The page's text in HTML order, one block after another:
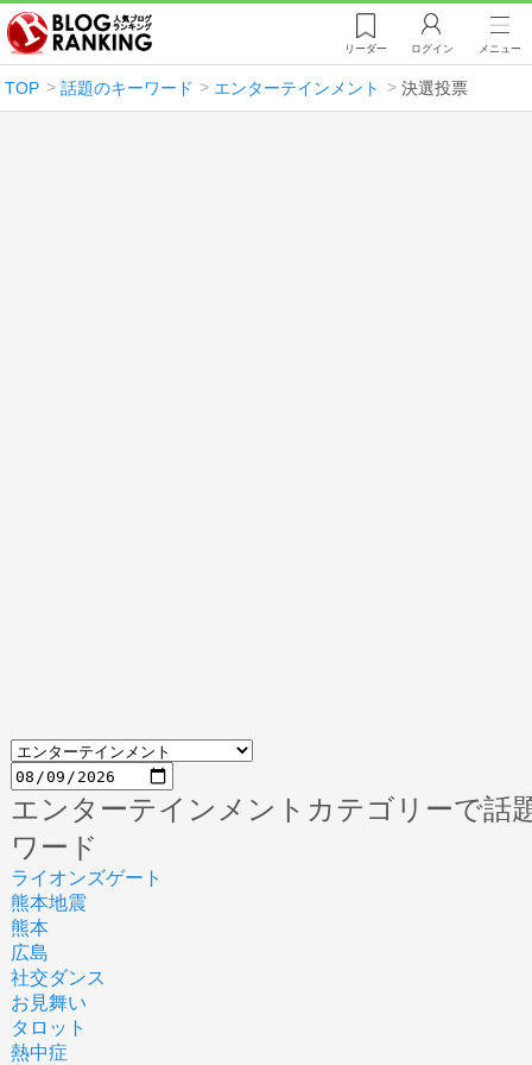
リーダー ログイン メニュー
TOP 話題のキーワード エンターテインメント 決選投票
エンターテインメントカテゴリーで話
ワード
ライオンズゲート
熊本地震
熊本
広島
社交ダンス
お見舞い
タロット
熱中症